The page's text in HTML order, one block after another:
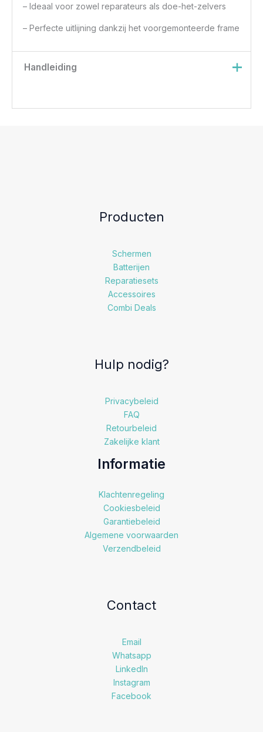
– Ideaal voor zowel reparateurs als doe-het-zelvers
– Perfecte uitlijning dankzij het voorgemonteerde frame
Handleiding
Producten
Schermen
Batterijen
Reparatiesets
Accessoires
Combi Deals
Hulp nodig?
Privacybeleid
FAQ
Retourbeleid
Zakelijke klant
Informatie
Klachtenregeling
Cookiesbeleid
Garantiebeleid
Algemene voorwaarden
Verzendbeleid
Contact
Email
Whatsapp
LinkedIn
Instagram
Facebook